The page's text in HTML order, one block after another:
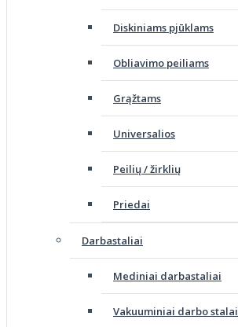
Diskiniams pjūklams
Obliavimo peiliams
Grąžtams
Universalios
Peilių / žirklių
Priedai
Darbastaliai
Mediniai darbastaliai
Vakuuminiai darbo stalai